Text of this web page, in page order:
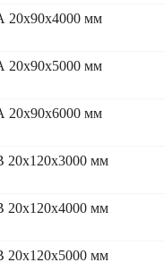
20x90x4000 мм
20x90x5000 мм
20x90x6000 мм
20x120x3000 мм
20x120x4000 мм
20x120x5000 мм